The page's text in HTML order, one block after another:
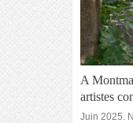
A
artistes
Juin 2025.